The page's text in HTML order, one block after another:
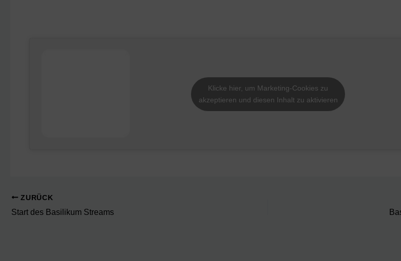
Klicke hier, um Marketing-Cookies zu
akzeptieren und diesen Inhalt zu aktivieren
ZURÜCK
Start des Basilikum Streams